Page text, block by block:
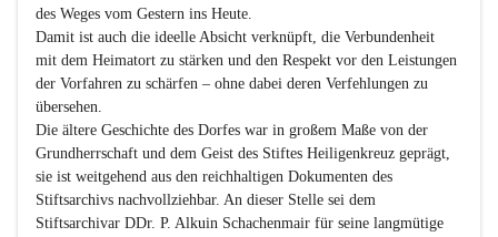
des Weges vom Gestern ins Heute.
Damit ist auch die ideelle Absicht verknüpft, die Verbundenheit
mit dem Heimatort zu stärken und den Respekt vor den Leistungen
der Vorfahren zu schärfen – ohne dabei deren Verfehlungen zu
übersehen.
Die ältere Geschichte des Dorfes war in großem Maße von der
Grundherrschaft und dem Geist des Stiftes Heiligenkreuz geprägt,
sie ist weitgehend aus den reichhaltigen Dokumenten des
Stiftsarchivs nachvollziehbar. An dieser Stelle sei dem
Stiftsarchivar DDr. P. Alkuin Schachenmair für seine langmütige